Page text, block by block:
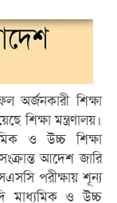
অর্জনকারী শিক্ষা
শিক্ষা মন্ত্রণালয়।
ও উচ্চ শিক্ষা
আদেশ জারি
পরীক্ষায় শূন্য
মাধ্যমিক ও উচ্চ